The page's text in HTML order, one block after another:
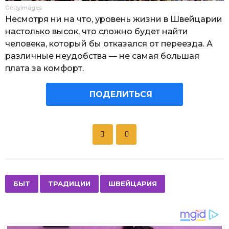
GettyImages
Несмотря ни на что, уровень жизни в Швейцарии
настолько высок, что сложно будет найти
человека, который бы отказался от переезда. А
различные неудобства — не самая большая
плата за комфорт.
ПОДЕЛИТЬСЯ
a
i
БЫТ ТРАДИЦИИ ШВЕЙЦАРИЯ